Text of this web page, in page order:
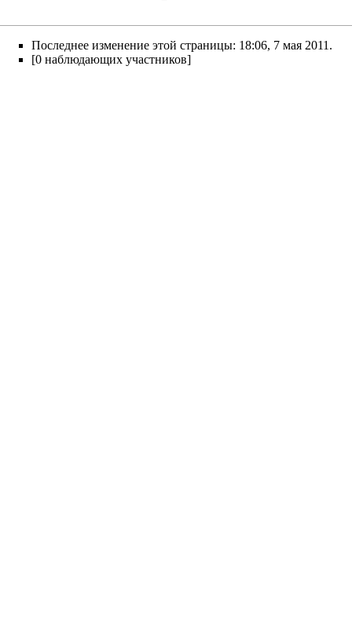
Последнее изменение этой страницы: 18:06, 7 мая 2011.
[0 наблюдающих участников]